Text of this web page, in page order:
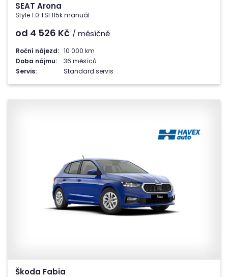
SEAT Arona
Style 1.0 TSI 115k manuál
od 4 526 Kč / měsíčně
Roční nájezd: 10 000 km
Doba nájmu:
36 měsíců
Servis:
Standard servis
Škoda Fabia